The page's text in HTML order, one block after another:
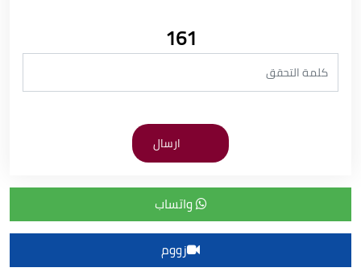
161
واتساب
زووم